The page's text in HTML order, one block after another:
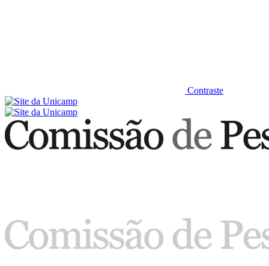
Contraste